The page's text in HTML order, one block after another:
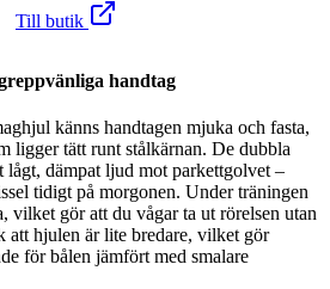
Till butik
handtag
känns handtagen mjuka och fasta,
ligger tätt runt stålkärnan. De dubbla
lågt, dämpat ljud mot parkettgolvet –
tidigt på morgonen. Under träningen
vilket gör att du vågar ta ut rörelsen utan
att hjulen är lite bredare, vilket gör
för bålen jämfört med smalare